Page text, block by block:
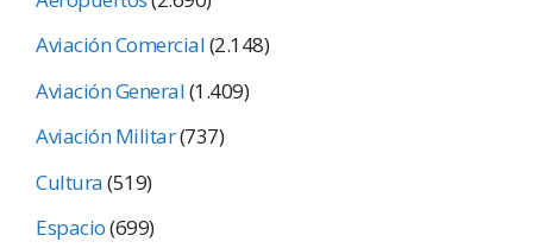
Aviación Comercial(2.148)
Aviación General(1.409)
Aviación Militar(737)
Cultura(519)
Espacio(699)